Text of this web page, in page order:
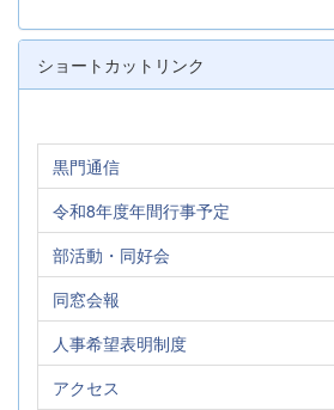
ショートカットリンク
黒門通信
令和8年度年間行事予定
部活動・同好会
同窓会報
人事希望表明制度
アクセス